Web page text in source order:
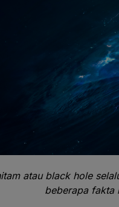
atau black hole
beberapa fakta